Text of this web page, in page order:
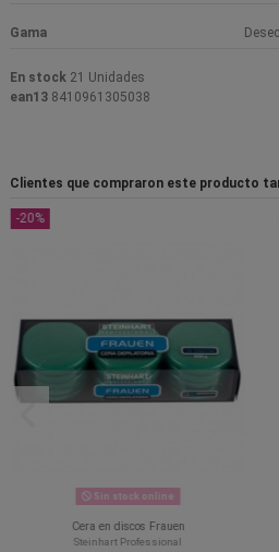
Gama
En stock 21 Unidades
ean13 8410961305038
Clientes que compraron este producto
-20%
Sin stock online
Cera en discos Frauen
Steinhart Professional